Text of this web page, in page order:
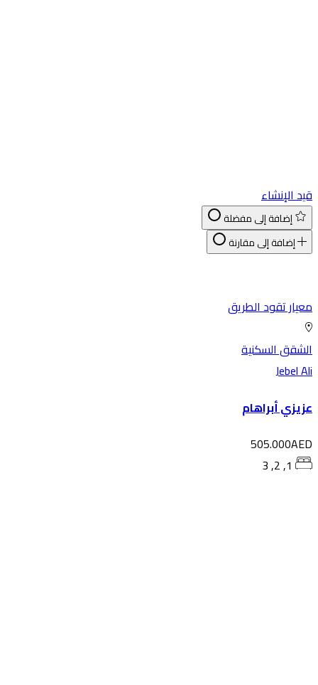
الإنشاء
إضافة إلى مفضلة
إضافة إلى مقارنة
تقود الطريق
السكنية
Jebel
أبراهام
1, 2, 3